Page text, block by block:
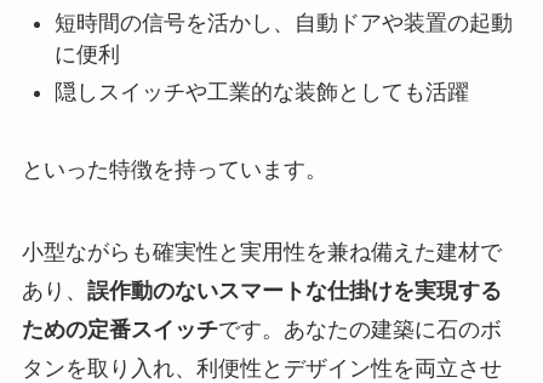
短時間の信号を活かし、自動ドアや装置の起動
に便利
隠しスイッチや工業的な装飾としても活躍
といった特徴を持っています。
小型ながらも確実性と実用性を兼ね備えた建材で
あり、 誤作動のないスマートな仕掛けを実現する
ための定番スイッチです。あなたの建築に石のボ
タンを取り入れ、利便性とデザイン性を両立させ